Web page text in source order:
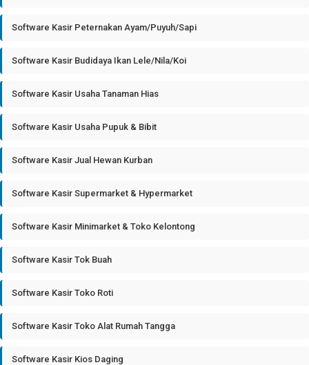
Software Kasir Peternakan Ayam/Puyuh/Sapi
Software Kasir Budidaya Ikan Lele/Nila/Koi
Software Kasir Usaha Tanaman Hias
Software Kasir Usaha Pupuk & Bibit
Software Kasir Jual Hewan Kurban
Software Kasir Supermarket & Hypermarket
Software Kasir Minimarket & Toko Kelontong
Software Kasir Tok Buah
Software Kasir Toko Roti
Software Kasir Toko Alat Rumah Tangga
Software Kasir Kios Daging